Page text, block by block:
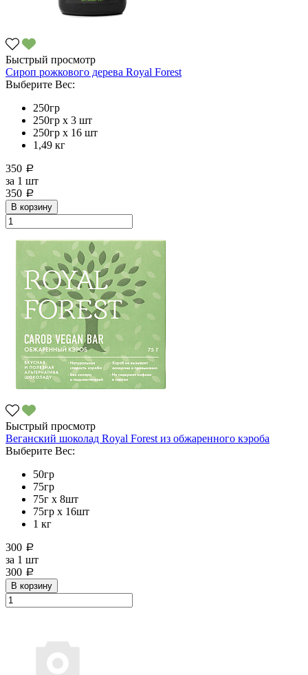
Быстрый просмотр
Сироп рожкового дерева Royal Forest
Выберите Вес:
250гр
250гр х 3 шт
250гр х 16 шт
1,49 кг
350 a
за 1 шт
350 a
В корзину
Быстрый просмотр
Веганский шоколад Royal Forest из обжаренного кэроба
Выберите Вес:
50гр
75гр
75г x 8шт
75гр х 16шт
1 кг
300 a
за 1 шт
300 a
В корзину